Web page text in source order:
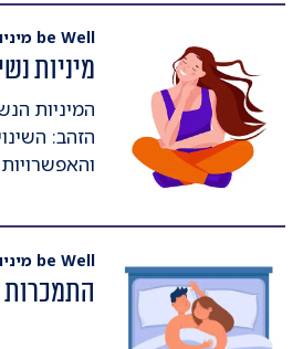
be Well מיניות וזוגיות
מיניות
המיניות
הזהב:
והאפשרויות
be Well מיניות וזוגיות
התמכרות